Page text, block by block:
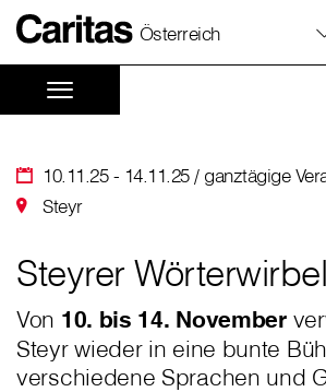
Österreich
10.11.25 - 14.11.25 / ganztägige
Steyr
Steyrer
Von 10. bis 14. November
Steyr wieder in eine bunte
verschiedene Sprachen und